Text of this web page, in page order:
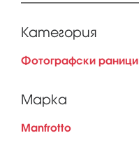
Категория
Фотографски раници
Марка
Manfrotto